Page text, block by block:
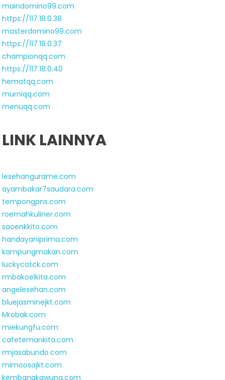
maindomino99.com
https://117.18.0.38
masterdomino99.com
https://117.18.0.37
championqq.com
https://117.18.0.40
hematqq.com
murniqq.com
menuqq.com
LINK LAINNYA
lesehangurame.com
ayambakar7saudara.com
tempongpns.com
roemahkuliner.com
saoenkkito.com
handayaniprima.com
kampungmakan.com
luckycatck.com
rmbakoelkita.com
angelesehan.com
bluejasminejkt.com
Mrobak.com
miekungfu.com
cafetemankita.com
rmjasabundo.com
mimoosajkt.com
kembangkawung.com